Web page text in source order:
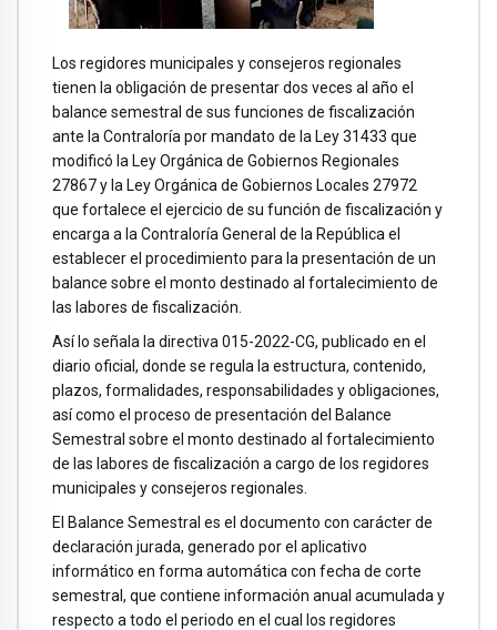
Los regidores municipales y consejeros regionales
tienen la obligación de presentar dos veces al año el
balance semestral de sus funciones de fiscalización
ante la Contraloría por mandato de la Ley 31433 que
modificó la Ley Orgánica de Gobiernos Regionales
27867 y la Ley Orgánica de Gobiernos Locales 27972
que fortalece el ejercicio de su función de fiscalización y
encarga a la Contraloría General de la República el
establecer el procedimiento para la presentación de un
balance sobre el monto destinado al fortalecimiento de
las labores de fiscalización.
Así lo señala la directiva 015-2022-CG, publicado en el
diario oficial, donde se regula la estructura, contenido,
plazos, formalidades, responsabilidades y obligaciones,
así como el proceso de presentación del Balance
Semestral sobre el monto destinado al fortalecimiento
de las labores de fiscalización a cargo de los regidores
municipales y consejeros regionales.
El Balance Semestral es el documento con carácter de
declaración jurada, generado por el aplicativo
informático en forma automática con fecha de corte
semestral, que contiene información anual acumulada y
respecto a todo el periodo en el cual los regidores